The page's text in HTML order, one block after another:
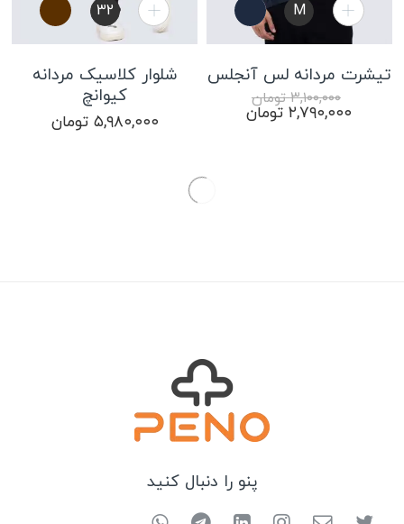
M
M
L
XL
تیشرت مردانه لس آنجلس
۳,۱۰۰,۰۰۰ تومان
قیمت
اصلی:
۲,۷۹۰,۰۰۰ تومانقیمت
فعلی:
32
شلوار کلاسیک مردانه
کیوانچ
۵,۹۸۰,۰۰۰ تومان
تومان ۳,۶۵۰,۰۰۰